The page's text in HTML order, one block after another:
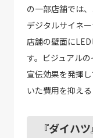
の一部店舗では
デジタルサイネ
店舗の壁面に
す。ビジュアル
宣伝効果を発揮
いた費用を抑え
『ダイハ